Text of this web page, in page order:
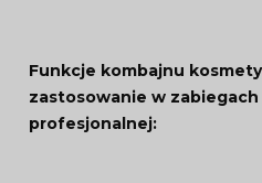
Funkcje kombajnu
zastosowanie w
profesjonalnej: